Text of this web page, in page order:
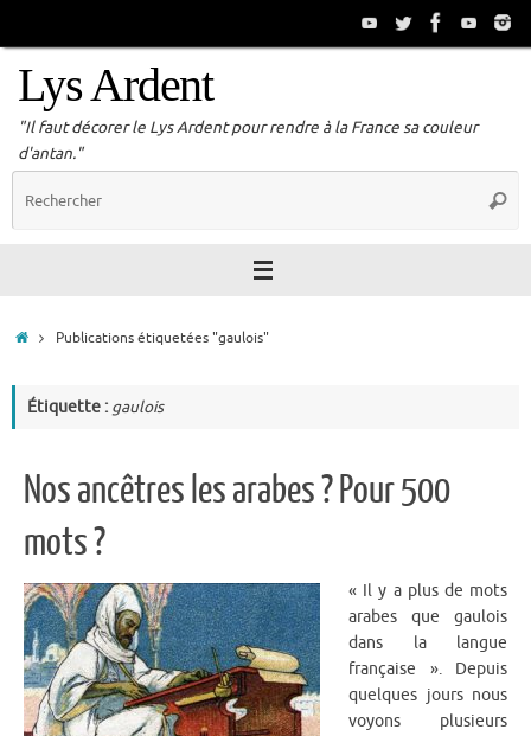
Lys Ardent
"Il faut décorer le Lys Ardent pour rendre à la France sa couleur
d'antan."
AccueilPublications étiquetées "gaulois"
Étiquette : gaulois
Nos ancêtres les arabes ? Pour 500
mots ?
« Il y a plus de mots
arabes que gaulois
dans la langue
française ». Depuis
quelques jours nous
voyons plusieurs